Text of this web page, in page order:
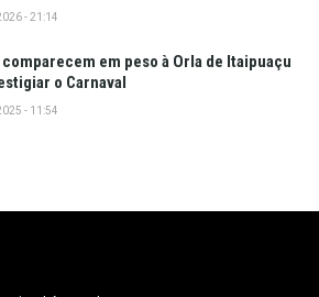
- 21:14
em peso à Orla de Itaipuaçu
o Carnaval
- 11:54